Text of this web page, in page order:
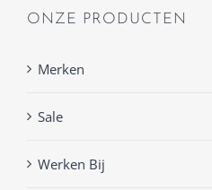
ONZE PRODUCTEN
Merken
Sale
Werken Bij